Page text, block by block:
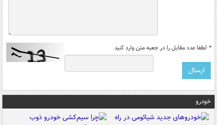
* لطفا عدد مقابل را در جعبه متن وارد کنید
خودرو